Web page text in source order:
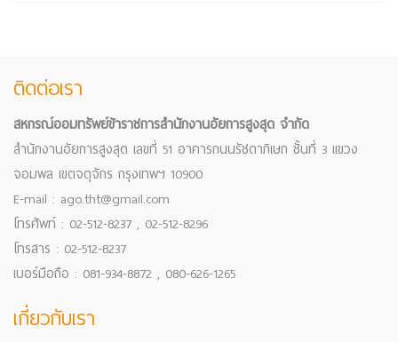
ติดต่อเรา
สหกรณ์ออมทรัพย์ข้าราชการสำนักงานอัยการสูงสุด จำกัด
สำนักงานอัยการสูงสุด เลขที่ 51 อาคารถนนรัชดาภิเษก ชั้นที่ 3 แขวง
จอมพล เขตจตุจักร กรุงเทพฯ 10900
E-mail : ago.tht@gmail.com
โทรศัพท์ : 02-512-8237 , 02-512-8296
โทรสาร : 02-512-8237
เบอร์มือถือ : 081-934-8872 , 080-626-1265
เกี่ยวกับเรา